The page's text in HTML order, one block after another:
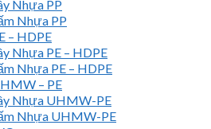
Nhựa PP
Nhựa PP
– HDPE
Nhựa PE – HDPE
Nhựa PE – HDPE
– PE
Nhựa UHMW-PE
Nhựa UHMW-PE